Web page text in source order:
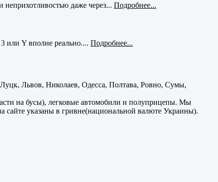
даже через... Подробнее...
или Y вполне реально.... Подробнее...
Львов, Николаев, Одесса, Полтава, Ровно, Сумы,
на бусы), легковые автомобили и полуприцепы. Мы
сайте указаны в гривне(национальной валюте Украины).